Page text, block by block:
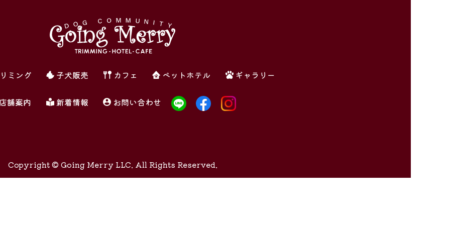
ミング 子犬販売 カフェ ペットホテル ギャラリー
店舗案内 新着情報 お問い合わせ
Copyright © Going Merry LLC. All Rights Reserved.